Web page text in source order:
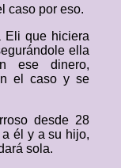
caso por eso.
Eli que hiciera
ella
ese dinero,
el caso y se
desde 28
él y a su hijo,
sola.